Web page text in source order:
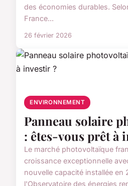
des économies durables.
France...
26 février 2026
ENVIRONNEMENT
Panneau solaire
: êtes-vous prêt à
Le marché photovoltaïque
croissance exceptionnelle
nouvelle capacité installée en
l'Observatoire des énergies